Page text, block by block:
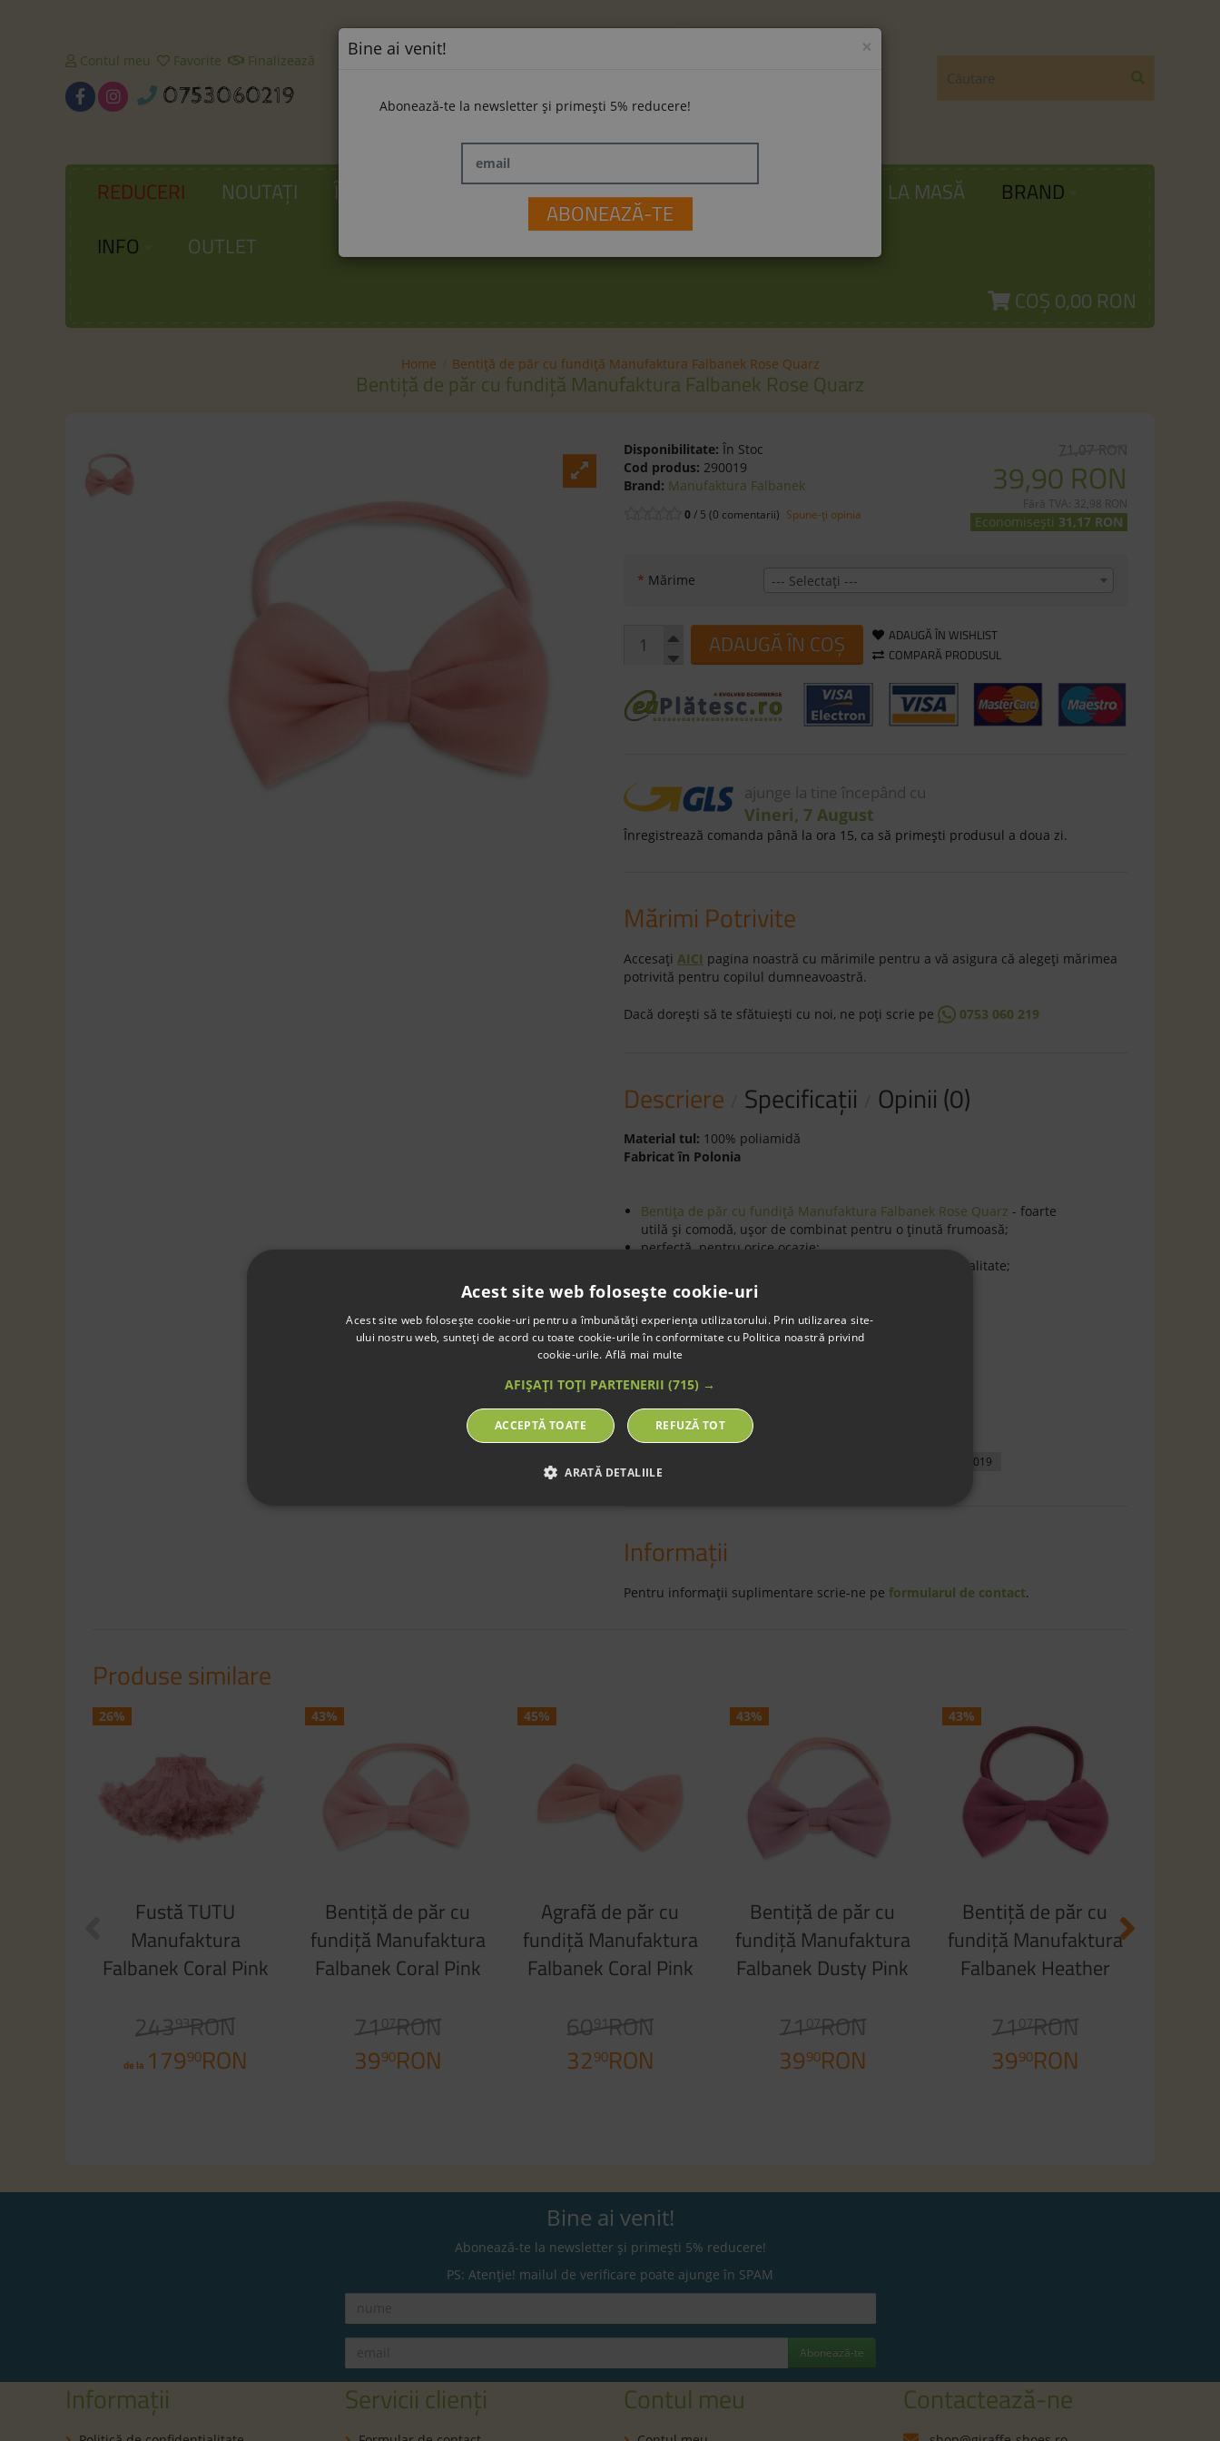
Contul meu Favorite Finalizează
0753060219
REDUCERI NOUTAȚI ÎNCĂLȚĂMINTE LA PLIMBARE JUCĂRII LA MASĂ
BRAND
INFO
OUTLET
COȘ 0,00 RON
Home Bentiță de păr cu fundiță Manufaktura Falbanek Rose Quarz
Bentiță de păr cu fundiță Manufaktura Falbanek Rose Quarz
Disponibilitate: În Stoc
Cod produs: 290019
Brand: Manufaktura Falbanek
0/ 5 (0 comentarii) Spune-ţi opinia
71,07 RON
39,90 RON
Fără TVA: 32,98 RON
Economisești 31,17 RON
* Mărime --- Selectaţi ---
ADAUGĂ ÎN COȘ
ADAUGĂ ÎN WISHLIST
COMPARĂ PRODUSUL
ajunge la tine începând cu
Vineri, 7 August
Înregistrează comanda până la ora 15, ca să primeşti produsul a doua zi.
Mărimi Potrivite
Accesaţi AICI pagina noastră cu mărimile pentru a vă asigura că alegeţi mărimea
potrivită pentru copilul dumneavoastră.
Dacă doreşti să te sfătuieşti cu noi, ne poţi scrie pe 0753 060 219
Descriere Specificaţii Opinii (0)
Material tul: 100% poliamidă
Fabricat în Polonia
Bentița de păr cu fundiță Manufaktura Falbanek Rose Quarz - foarte
utilă şi comodă, uşor de combinat pentru o ţinută frumoasă;
perfectă pentru orice ocazie;
materialul din care este confecţionată este de înaltă calitate;
Îngrijire:
spălare manuală la 30 de grade
nu se usucă în uscator de rufe
nu se curăţă chimic
Etichete
290019
Informaţii
Pentru informaţii suplimentare scrie-ne pe formularul de contact.
Produse similare
26%
Fustă TUTU
Manufaktura
Falbanek Coral Pink
24393RON
de la 17990RON
43%
Bentiţă de păr cu
fundiţă Manufaktura
Falbanek Coral Pink
7107RON
3990RON
45%
Agrafă de păr cu
fundiţă Manufaktura
Falbanek Coral Pink
6091RON
3290RON
43%
Bentiță de păr cu
fundiță Manufaktura
Falbanek Dusty Pink
7107RON
3990RON
43%
Bentiță de păr cu
fundiță Manufaktura
Falbanek Heather
7107RON
3990RON
×
Bine ai venit!
Abonează-te la newsletter și primești 5% reducere!
email
ABONEAZĂ-TE
Bine ai venit!
Abonează-te la newsletter și primești 5% reducere!
PS: Atenție! mailul de verificare poate ajunge în SPAM
Abonează-te
Informații Servicii clienți Contul meu Contactează-ne
Acest site web folosește cookie-uri
Acest site web folosește cookie-uri pentru a îmbunătăți experiența utilizatorului. Prin utilizarea site-
ului nostru web, sunteți de acord cu toate cookie-urile în conformitate cu Politica noastră privind
cookie-urile. Află mai multe
AFIȘAȚI TOȚI PARTENERII (715) →
ACCEPTĂ TOATE REFUZĂ TOT
ARATĂ DETALIILE